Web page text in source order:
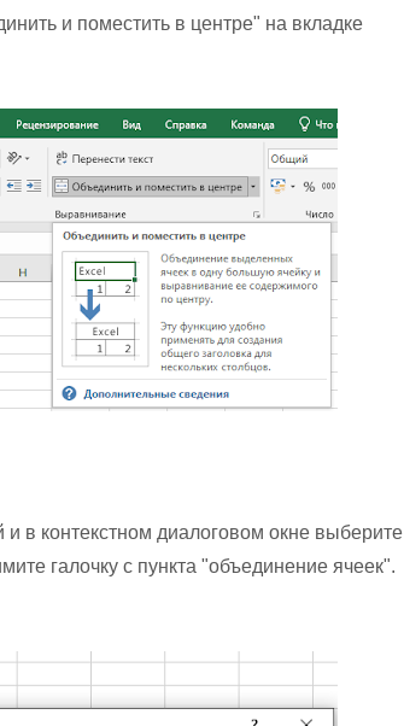
и поместить в центре" на вкладке
в контекстном диалоговом окне выберите
галочку с пункта "объединение ячеек".